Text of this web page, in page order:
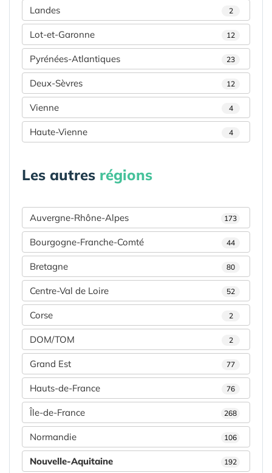
Landes 2
Lot-et-Garonne 12
Pyrénées-Atlantiques 23
Deux-Sèvres 12
Vienne 4
Haute-Vienne 4
Les autres régions
Auvergne-Rhône-Alpes 173
Bourgogne-Franche-Comté 44
Bretagne 80
Centre-Val de Loire 52
Corse 2
DOM/TOM 2
Grand Est 77
Hauts-de-France 76
Île-de-France 268
Normandie 106
Nouvelle-Aquitaine 192